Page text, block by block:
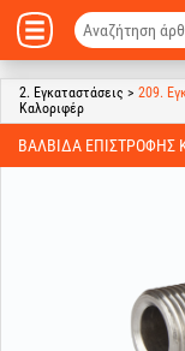
2. Εγκαταστάσεις > 209.
Καλοριφέρ
ΒΑΛΒΊΔΑ ΕΠΙΣΤΡΟΦΉΣ